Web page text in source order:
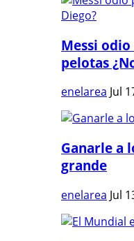
Messi
pelotas
enelarea Jul
Ganarle a
grande
enelarea Jul